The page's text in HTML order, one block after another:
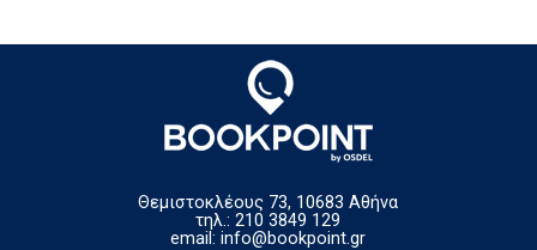
Θεμιστοκλέους 73, 10683 Αθήνα
τηλ.: 210 3849 129
email:info@bookpoint.gr